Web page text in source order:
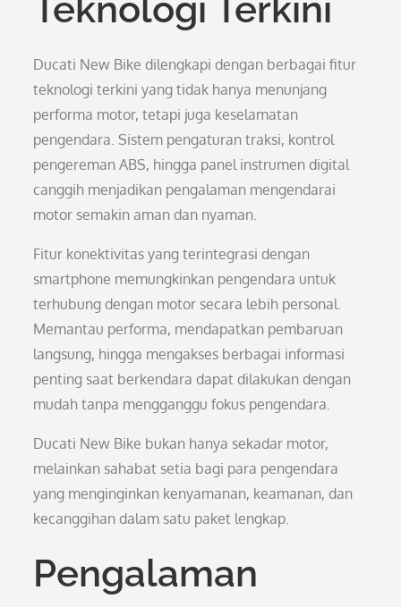
Teknologi Terkini
Ducati New Bike dilengkapi dengan berbagai fitur
teknologi terkini yang tidak hanya menunjang
performa motor, tetapi juga keselamatan
pengendara. Sistem pengaturan traksi, kontrol
pengereman ABS, hingga panel instrumen digital
canggih menjadikan pengalaman mengendarai
motor semakin aman dan nyaman.
Fitur konektivitas yang terintegrasi dengan
smartphone memungkinkan pengendara untuk
terhubung dengan motor secara lebih personal.
Memantau performa, mendapatkan pembaruan
langsung, hingga mengakses berbagai informasi
penting saat berkendara dapat dilakukan dengan
mudah tanpa mengganggu fokus pengendara.
Ducati New Bike bukan hanya sekadar motor,
melainkan sahabat setia bagi para pengendara
yang menginginkan kenyamanan, keamanan, dan
kecanggihan dalam satu paket lengkap.
Pengalaman